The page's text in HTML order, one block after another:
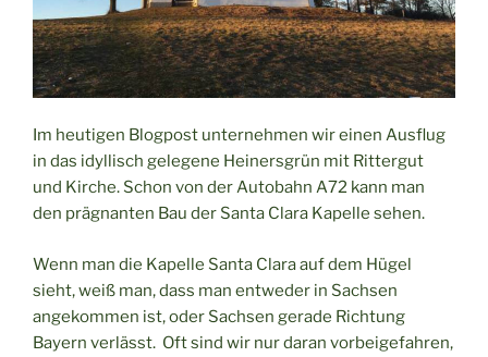
Im heutigen Blogpost unternehmen wir einen Ausflug
in das idyllisch gelegene Heinersgrün mit Rittergut
und Kirche. Schon von der Autobahn A72 kann man
den prägnanten Bau der Santa Clara Kapelle sehen.
Wenn man die Kapelle Santa Clara auf dem Hügel
sieht, weiß man, dass man entweder in Sachsen
angekommen ist, oder Sachsen gerade Richtung
Bayern verlässt. Oft sind wir nur daran vorbeigefahren,